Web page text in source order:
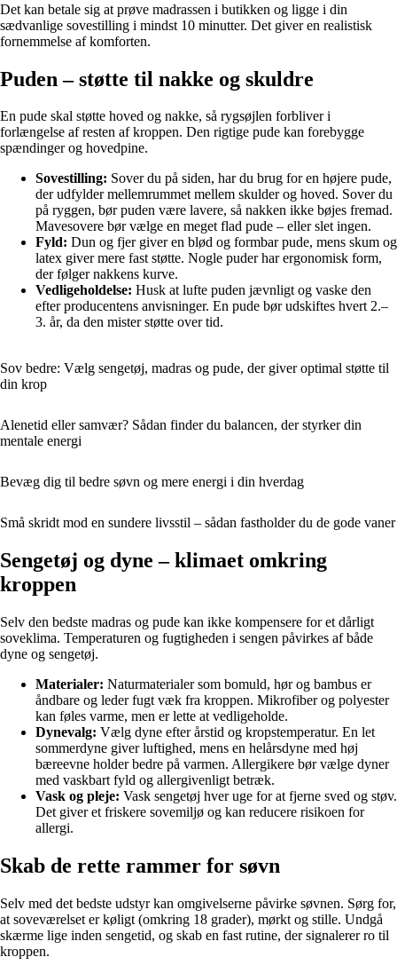
Det kan betale sig at prøve madrassen i butikken og ligge i din
sædvanlige sovestilling i mindst 10 minutter. Det giver en realistisk
fornemmelse af komforten.
Puden – støtte til nakke og skuldre
En pude skal støtte hoved og nakke, så rygsøjlen forbliver i
forlængelse af resten af kroppen. Den rigtige pude kan forebygge
spændinger og hovedpine.
Sovestilling: Sover du på siden, har du brug for en højere pude,
der udfylder mellemrummet mellem skulder og hoved. Sover du
på ryggen, bør puden være lavere, så nakken ikke bøjes fremad.
Mavesovere bør vælge en meget flad pude – eller slet ingen.
Fyld: Dun og fjer giver en blød og formbar pude, mens skum og
latex giver mere fast støtte. Nogle puder har ergonomisk form,
der følger nakkens kurve.
Vedligeholdelse: Husk at lufte puden jævnligt og vaske den
efter producentens anvisninger. En pude bør udskiftes hvert 2.–
3. år, da den mister støtte over tid.
Sov bedre: Vælg sengetøj, madras og pude, der giver optimal støtte til
din krop
Alenetid eller samvær? Sådan finder du balancen, der styrker din
mentale energi
Bevæg dig til bedre søvn og mere energi i din hverdag
Små skridt mod en sundere livsstil – sådan fastholder du de gode vaner
Sengetøj og dyne – klimaet omkring
kroppen
Selv den bedste madras og pude kan ikke kompensere for et dårligt
soveklima. Temperaturen og fugtigheden i sengen påvirkes af både
dyne og sengetøj.
Materialer: Naturmaterialer som bomuld, hør og bambus er
åndbare og leder fugt væk fra kroppen. Mikrofiber og polyester
kan føles varme, men er lette at vedligeholde.
Dynevalg: Vælg dyne efter årstid og kropstemperatur. En let
sommerdyne giver luftighed, mens en helårsdyne med høj
bæreevne holder bedre på varmen. Allergikere bør vælge dyner
med vaskbart fyld og allergivenligt betræk.
Vask og pleje: Vask sengetøj hver uge for at fjerne sved og støv.
Det giver et friskere sovemiljø og kan reducere risikoen for
allergi.
Skab de rette rammer for søvn
Selv med det bedste udstyr kan omgivelserne påvirke søvnen. Sørg for,
at soveværelset er køligt (omkring 18 grader), mørkt og stille. Undgå
skærme lige inden sengetid, og skab en fast rutine, der signalerer ro til
kroppen.